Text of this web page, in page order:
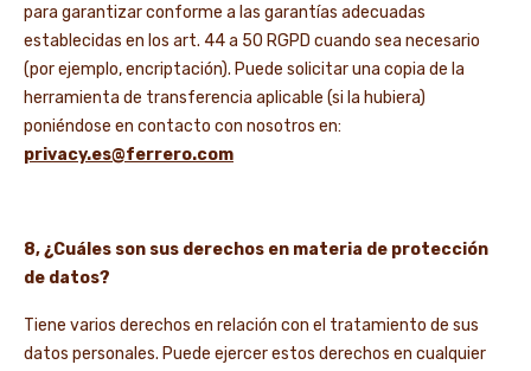
para garantizar conforme a las garantías adecuadas
establecidas en los art. 44 a 50 RGPD cuando sea necesario
(por ejemplo, encriptación). Puede solicitar una copia de la
herramienta de transferencia aplicable (si la hubiera)
poniéndose en contacto con nosotros en:
privacy.es@ferrero.com
8, ¿Cuáles son sus derechos en materia de protección
de datos?
Tiene varios derechos en relación con el tratamiento de sus
datos personales. Puede ejercer estos derechos en cualquier